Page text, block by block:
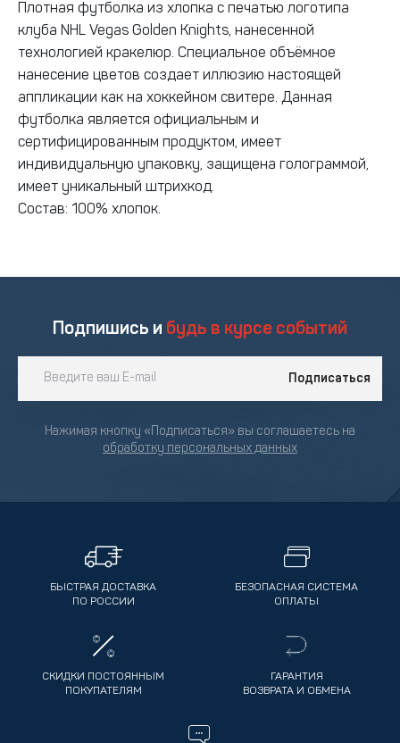
Плотная футболка из хлопка с печатью логотипа
клуба NHL Vegas Golden Knights, нанесенной
технологией кракелюр. Специальное объёмное
нанесение цветов создает иллюзию настоящей
аппликации как на хоккейном свитере. Данная
футболка является официальным и
сертифицированным продуктом, имеет
индивидуальную упаковку, защищена голограммой,
имеет уникальный штрихкод.
Состав: 100% хлопок.
Подпишись и будь в курсе событий
Подписаться
Нажимая кнопку «Подписаться» вы соглашаетесь на
обработку персональных данных
БЫСТРАЯ ДОСТАВКА
ПО РОССИИ
БЕЗОПАСНАЯ СИСТЕМА
ОПЛАТЫ
СКИДКИ ПОСТОЯННЫМ
ПОКУПАТЕЛЯМ
ГАРАНТИЯ
ВОЗВРАТА И ОБМЕНА